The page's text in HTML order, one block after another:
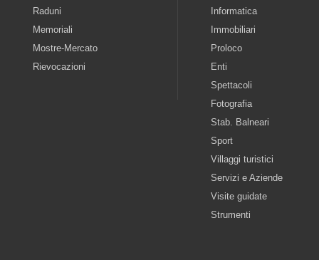
Raduni
Memoriali
Mostre-Mercato
Rievocazioni
Informatica
Immobiliari
Proloco
Enti
Spettacoli
Fotografia
Stab. Balneari
Sport
Villaggi turistici
Servizi e Aziende
Visite guidate
Strumenti